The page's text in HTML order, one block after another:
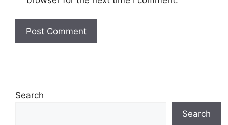
Search
Search